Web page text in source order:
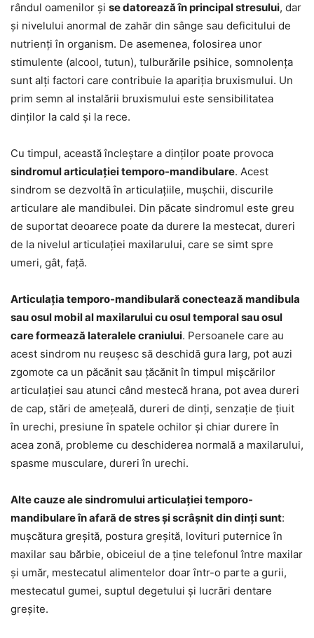
rândul oamenilor și se datorează în principal stresului, dar
și nivelului anormal de zahăr din sânge sau deficitului de
nutrienți în organism. De asemenea, folosirea unor
stimulente (alcool, tutun), tulburările psihice, somnolența
sunt alți factori care contribuie la apariția bruxismului. Un
prim semn al instalării bruxismului este sensibilitatea
dinților la cald și la rece.
Cu timpul, această încleștare a dinților poate provoca
sindromul articulației temporo-mandibulare. Acest
sindrom se dezvoltă în articulațiile, mușchii, discurile
articulare ale mandibulei. Din păcate sindromul este greu
de suportat deoarece poate da durere la mestecat, dureri
de la nivelul articulației maxilarului, care se simt spre
umeri, gât, față.
Articulația temporo-mandibulară conectează mandibula
sau osul mobil al maxilarului cu osul temporal sau osul
care formează lateralele craniului. Persoanele care au
acest sindrom nu reușesc să deschidă gura larg, pot auzi
zgomote ca un păcănit sau țăcănit în timpul mișcărilor
articulației sau atunci când mestecă hrana, pot avea dureri
de cap, stări de amețeală, dureri de dinți, senzație de țiuit
în urechi, presiune în spatele ochilor și chiar durere în
acea zonă, probleme cu deschiderea normală a maxilarului,
spasme musculare, dureri în urechi.
Alte cauze ale sindromului articulației temporo-
mandibulare în afară de stres și scrâșnit din dinți sunt:
mușcătura greșită, postura greșită, lovituri puternice în
maxilar sau bărbie, obiceiul de a ține telefonul între maxilar
și umăr, mestecatul alimentelor doar într-o parte a gurii,
mestecatul gumei, suptul degetului și lucrări dentare
greșite.